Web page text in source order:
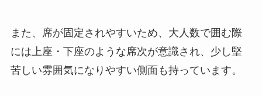
また、席が固定されやすいため、大人数で囲む際
には上座・下座のような席次が意識され、少し堅
苦しい雰囲気になりやすい側面も持っています。